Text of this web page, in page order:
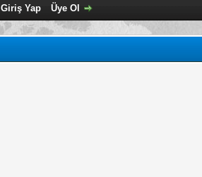
Giriş Yap Üye Ol